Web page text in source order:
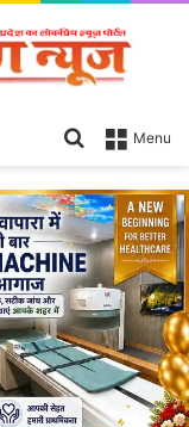
Menu
Search